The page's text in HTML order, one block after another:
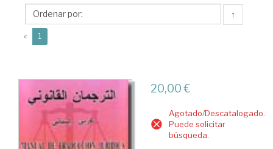
Mohammad
↑
« 1
20,00 €
Agotado/Descatalogado.
Puede solicitar
búsqueda.